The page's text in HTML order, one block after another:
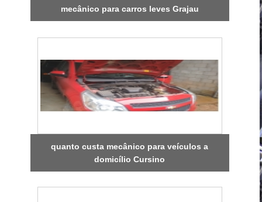
mecânico para carros leves Grajau
quanto custa mecânico para veículos a
domicílio Cursino